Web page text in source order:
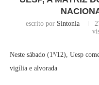
escrito por Sintonia
Neste sábado (1º/12), Uesp
vigília e alvorada